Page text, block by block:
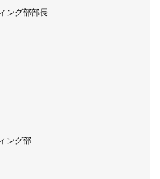
ング部部長
ング部